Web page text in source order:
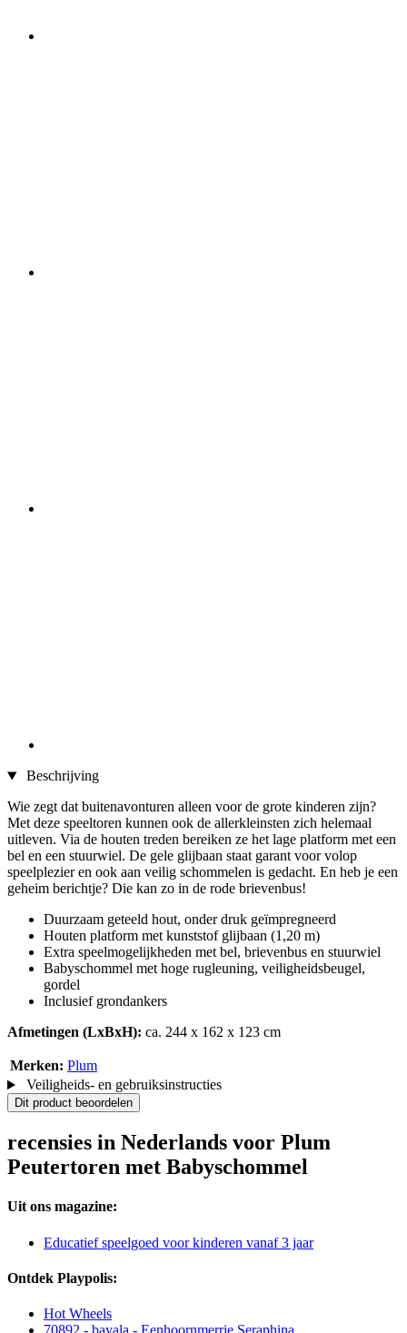
Beschrijving
Wie zegt dat buitenavonturen alleen voor de grote kinderen zijn?
Met deze speeltoren kunnen ook de allerkleinsten zich helemaal
uitleven. Via de houten treden bereiken ze het lage platform met een
bel en een stuurwiel. De gele glijbaan staat garant voor volop
speelplezier en ook aan veilig schommelen is gedacht. En heb je een
geheim berichtje? Die kan zo in de rode brievenbus!
Duurzaam geteeld hout, onder druk geïmpregneerd
Houten platform met kunststof glijbaan (1,20 m)
Extra speelmogelijkheden met bel, brievenbus en stuurwiel
Babyschommel met hoge rugleuning, veiligheidsbeugel,
gordel
Inclusief grondankers
Afmetingen (LxBxH): ca. 244 x 162 x 123 cm
Merken: Plum
Veiligheids- en gebruiksinstructies
Dit product beoordelen
recensies in Nederlands voor Plum
Peutertoren met Babyschommel
Uit ons magazine:
Educatief speelgoed voor kinderen vanaf 3 jaar
Ontdek Playpolis:
Hot Wheels